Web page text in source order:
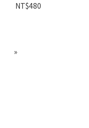
NT$480
»